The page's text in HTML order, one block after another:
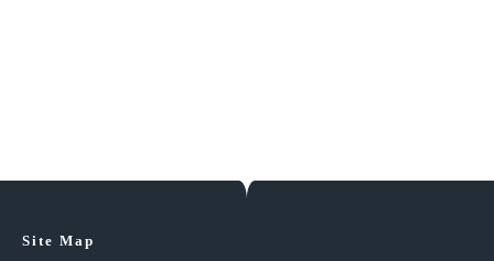
Site Map